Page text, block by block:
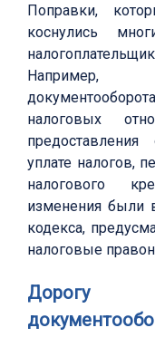
Поправки,
коснулись
Например,
налоговых
уплате налогов,
налогового
изменения были
кодекса,
налоговые
Дорогу